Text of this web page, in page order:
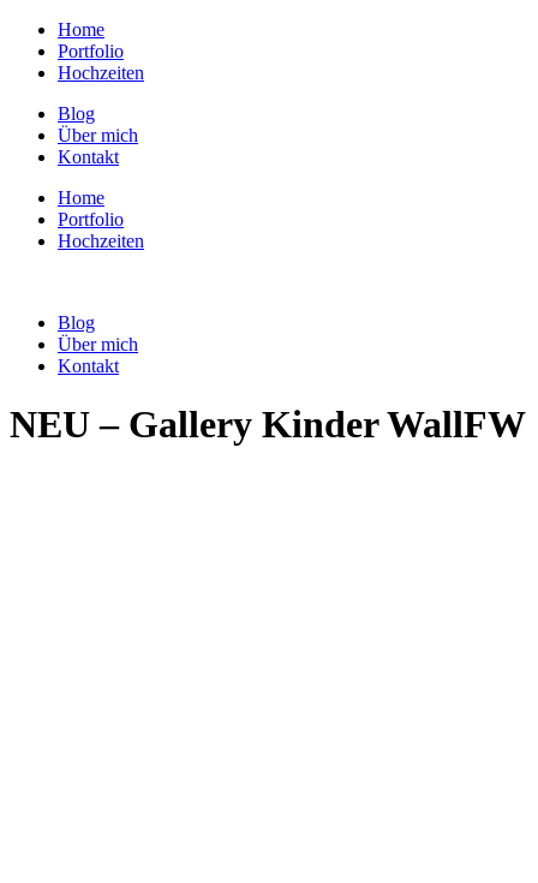
Home
Portfolio
Hochzeiten
Blog
Über mich
Kontakt
Home
Portfolio
Hochzeiten
Blog
Über mich
Kontakt
NEU – Gallery Kinder WallFW